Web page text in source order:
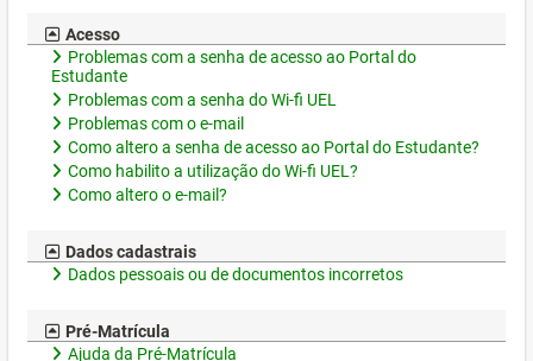
Acesso
Problemas com a senha de acesso ao Portal do
Estudante
Problemas com a senha do Wi-fi UEL
Problemas com o e-mail
Como altero a senha de acesso ao Portal do Estudante?
Como habilito a utilização do Wi-fi UEL?
Como altero o e-mail?
Dados cadastrais
Dados pessoais ou de documentos incorretos
Pré-Matrícula
Ajuda da Pré-Matrícula